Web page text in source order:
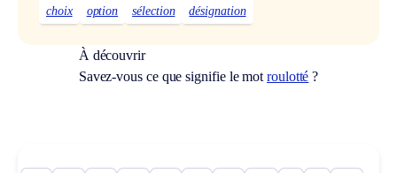
choix option sélection désignation
À découvrir
Savez-vous ce que signifie le motroulotté ?